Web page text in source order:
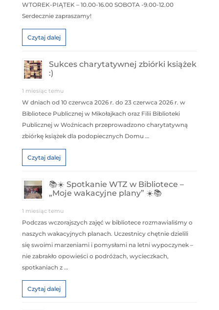
WTOREK-PIĄTEK – 10.00-16.00 SOBOTA -9.00-12.00
Serdecznie zapraszamy!
Czytaj dalej
Sukces charytatywnej zbiórki książek
:)
1 miesiąc temu
W dniach od 10 czerwca 2026 r. do 23 czerwca 2026 r. w
Bibliotece Publicznej w Mikołajkach oraz Filii Biblioteki
Publicznej w Woźnicach przeprowadzono charytatywną
zbiórkę książek dla podopiecznych Domu …
Czytaj dalej
📚☀️ Spotkanie WTZ w Bibliotece –
„Moje wakacyjne plany” ☀️📚
1 miesiąc temu
Podczas wczorajszych zajęć w bibliotece rozmawialiśmy o
naszych wakacyjnych planach. Uczestnicy chętnie dzielili
się swoimi marzeniami i pomysłami na letni wypoczynek –
nie zabrakło opowieści o podróżach, wycieczkach,
spotkaniach z …
Czytaj dalej